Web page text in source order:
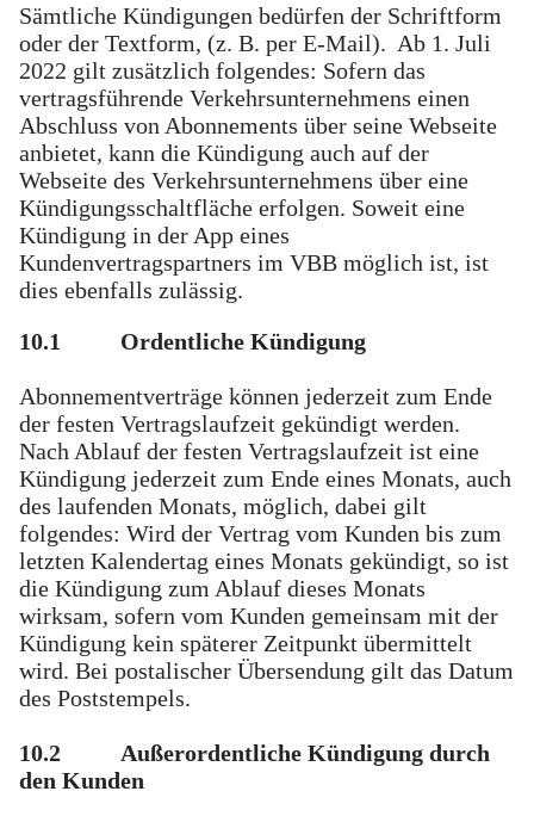
Sämtliche Kündigungen bedürfen der Schriftform
oder der Textform, (z. B. per E-Mail). Ab 1. Juli
2022 gilt zusätzlich folgendes: Sofern das
vertragsführende Verkehrsunternehmens einen
Abschluss von Abonnements über seine Webseite
anbietet, kann die Kündigung auch auf der
Webseite des Verkehrsunternehmens über eine
Kündigungsschaltfläche erfolgen. Soweit eine
Kündigung in der App eines
Kundenvertragspartners im VBB möglich ist, ist
dies ebenfalls zulässig.
10.1 Ordentliche Kündigung
Abonnementverträge können jederzeit zum Ende
der festen Vertragslaufzeit gekündigt werden.
Nach Ablauf der festen Vertragslaufzeit ist eine
Kündigung jederzeit zum Ende eines Monats, auch
des laufenden Monats, möglich, dabei gilt
folgendes: Wird der Vertrag vom Kunden bis zum
letzten Kalendertag eines Monats gekündigt, so ist
die Kündigung zum Ablauf dieses Monats
wirksam, sofern vom Kunden gemeinsam mit der
Kündigung kein späterer Zeitpunkt übermittelt
wird. Bei postalischer Übersendung gilt das Datum
des Poststempels.
10.2
Außerordentliche Kündigung durch
den Kunden